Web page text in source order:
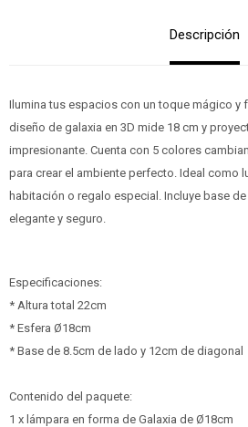
Descripción
Ilumina tus espacios con un toque mágico y
diseño de galaxia en 3D mide 18 cm y
impresionante. Cuenta con 5 colores
para crear el ambiente perfecto. Ideal como
habitación o regalo especial. Incluye base
elegante y seguro.
Especificaciones:
* Altura total 22cm
* Esfera Ø18cm
* Base de 8.5cm de lado y 12cm de diagonal
Contenido del paquete:
1 x lámpara en forma de Galaxia de Ø18cm